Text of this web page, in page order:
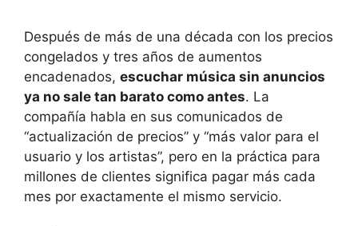
Después de más de una década con los precios
congelados y tres años de aumentos
encadenados, escuchar música sin anuncios
ya no sale tan barato como antes. La
compañía habla en sus comunicados de
“actualización de precios” y “más valor para el
usuario y los artistas”, pero en la práctica para
millones de clientes significa pagar más cada
mes por exactamente el mismo servicio.